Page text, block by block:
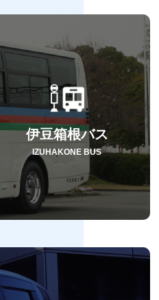
伊豆箱根バス
IZUHAKONE BUS